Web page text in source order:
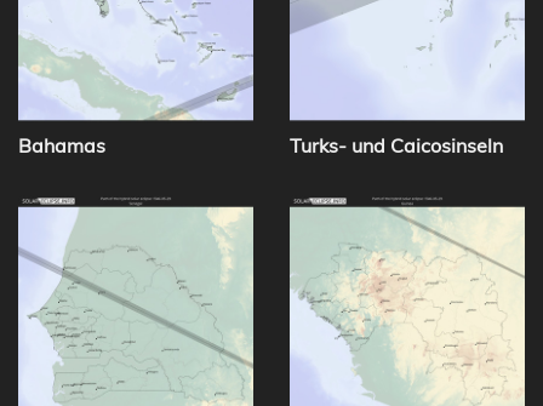
Bahamas Turks- und Caicosinseln